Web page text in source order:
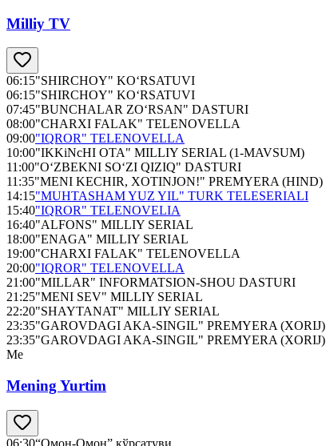
Milliy TV
06:15"SHIRCHOY" KO‘RSATUVI
06:15"SHIRCHOY" KO‘RSATUVI
07:45"BUNCHALAR ZO‘RSAN" DASTURI
08:00"CHARXI FALAK" TELENOVELLA
09:00"IQROR" TELENOVELLA
10:00"IKKiNcHI OTA" MILLIY SERIAL (1-MAVSUM)
11:00"O‘ZBEKNI SO‘ZI QIZIQ" DASTURI
11:35"MENI KECHIR, XOTINJON!" PREMYERA (HIND)
14:15"MUHTASHAM YUZ YIL" TURK TELESERIALI
15:40"IQROR" TELENOVELIA
16:40"ALFONS" MILLIY SERIAL
18:00"ENAGA" MILLIY SERIAL
19:00"CHARXI FALAK" TELENOVELLA
20:00"IQROR" TELENOVELLA
21:00"MILLAR" INFORMATSION-SHOU DASTURI
21:25"MENI SEV" MILLIY SERIAL
22:20"SHAYTANAT" MILLIY SERIAL
23:35"GAROVDAGI AKA-SINGIL" PREMYERA (XORIJ)
23:35"GAROVDAGI AKA-SINGIL" PREMYERA (XORIJ)
Me
Mening Yurtim
06:30“Омон-Омон” кўрсатуви